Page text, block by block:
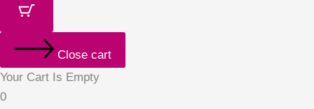
Close cart
Your Cart Is Empty
0